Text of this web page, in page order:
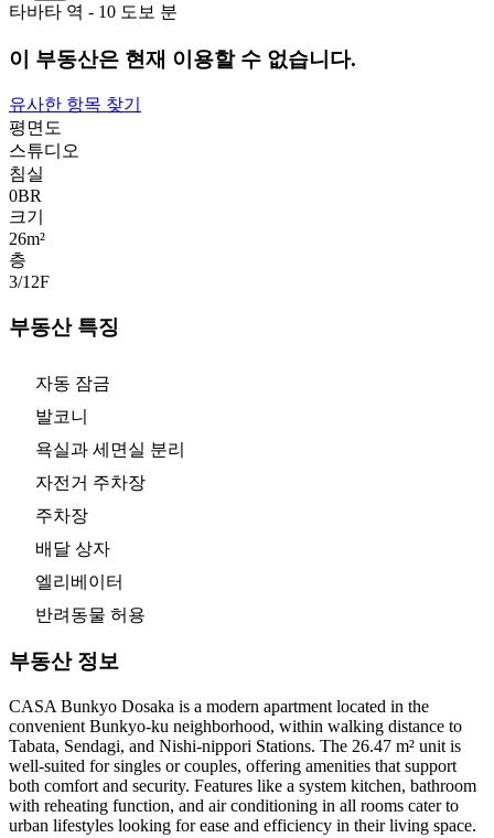
타바타 역 - 10 도보 분
이 부동산은 현재 이용할 수 없습니다.
유사한 항목 찾기
평면도
스튜디오
침실
0BR
크기
26m²
층
3/12F
부동산 특징
자동 잠금
발코니
욕실과 세면실 분리
자전거 주차장
주차장
배달 상자
엘리베이터
반려동물 허용
부동산 정보
CASA Bunkyo Dosaka is a modern apartment located in the
convenient Bunkyo-ku neighborhood, within walking distance to
Tabata, Sendagi, and Nishi-nippori Stations. The 26.47 m² unit is
well-suited for singles or couples, offering amenities that support
both comfort and security. Features like a system kitchen, bathroom
with reheating function, and air conditioning in all rooms cater to
urban lifestyles looking for ease and efficiency in their living space.